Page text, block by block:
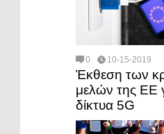
0 10-15-2019
Έκθεση των
μελών της ΕΕ
δίκτυα 5G